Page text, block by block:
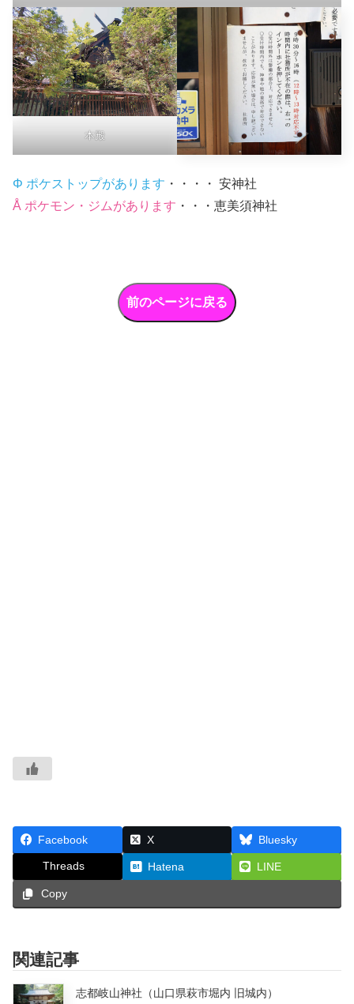
本殿
Φ ポケストップがあります ・・・・ 安神社
Å ポケモン・ジムがあります ・・・恵美須神社
Facebook X Bluesky
Threads Hatena LINE
Copy
関連記事
志都岐山神社（山口県萩市堀内 旧城内）